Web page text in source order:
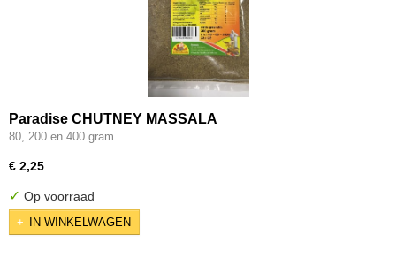
Paradise CHUTNEY MASSALA
80, 200 en 400 gram
€ 2,25
✓ Op voorraad
IN WINKELWAGEN